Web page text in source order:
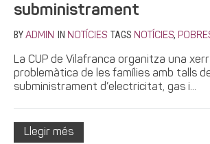
subministrament
BY ADMIN IN NOTÍCIES TAGS NOTÍCIES,
La CUP de Vilafranca organitza una
problemàtica de les famílies amb talls
subministrament d’electricitat, gas i...
Llegir més